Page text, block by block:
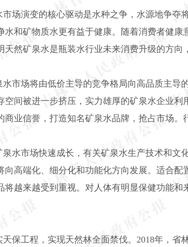
场演变的核心驱动是水种之争，水源地争夺
和矿物质水更有益于健康。随着消费者健
然矿泉水是瓶装水行业未来消费升级的方向
市场将由低价主导的竞争格局向高品质主导
间被进一步挤压，实力雄厚的矿泉水企业利
业信誉，打造知名矿泉水品牌，抢占市场
水市场快速成长，有关矿泉水生产技术和文
高端化、细分化和功能化方向发展。适合配
越来越受到重视。对人体有明显保健功能
保工程，实现天然林全面禁伐。 2018年，省